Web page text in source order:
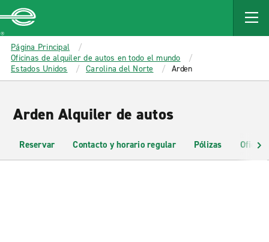
MAIN
CONTENT
Enterprise
Página Principal
Oficinas de alquiler de autos en todo el mundo
Estados Unidos
Carolina del Norte Arden
Arden Alquiler de autos
Reservar Contacto y horario regular Pólizas